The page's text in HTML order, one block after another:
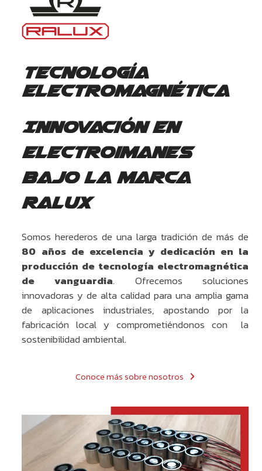
Tecnología
electromagnética
Innovación en
electroimanes
bajo la Marca
RALUX
Somos herederos de una larga tradición de más de
80 años de excelencia y dedicación en la
producción de tecnología electromagnética
de vanguardia. Ofrecemos soluciones
innovadoras y de alta calidad para una amplia gama
de aplicaciones industriales, apostando por la
fabricación local y comprometiéndonos con la
sostenibilidad ambiental.
Conoce más sobre nosotros